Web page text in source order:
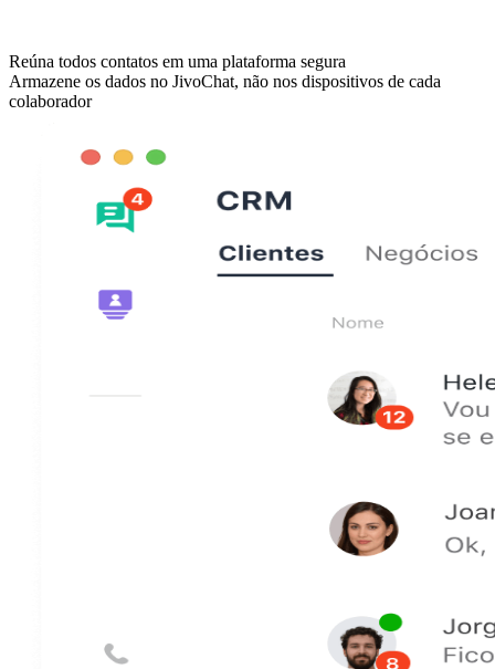
Reúna todos contatos em uma plataforma segura
Armazene os dados no JivoChat, não nos dispositivos de cada
colaborador